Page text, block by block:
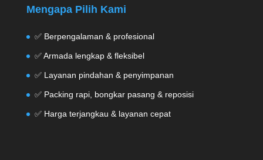
Mengapa Pilih Kami
✅ Berpengalaman & profesional
✅ Armada lengkap & fleksibel
✅ Layanan pindahan & penyimpanan
✅ Packing rapi, bongkar pasang & reposisi
✅ Harga terjangkau & layanan cepat